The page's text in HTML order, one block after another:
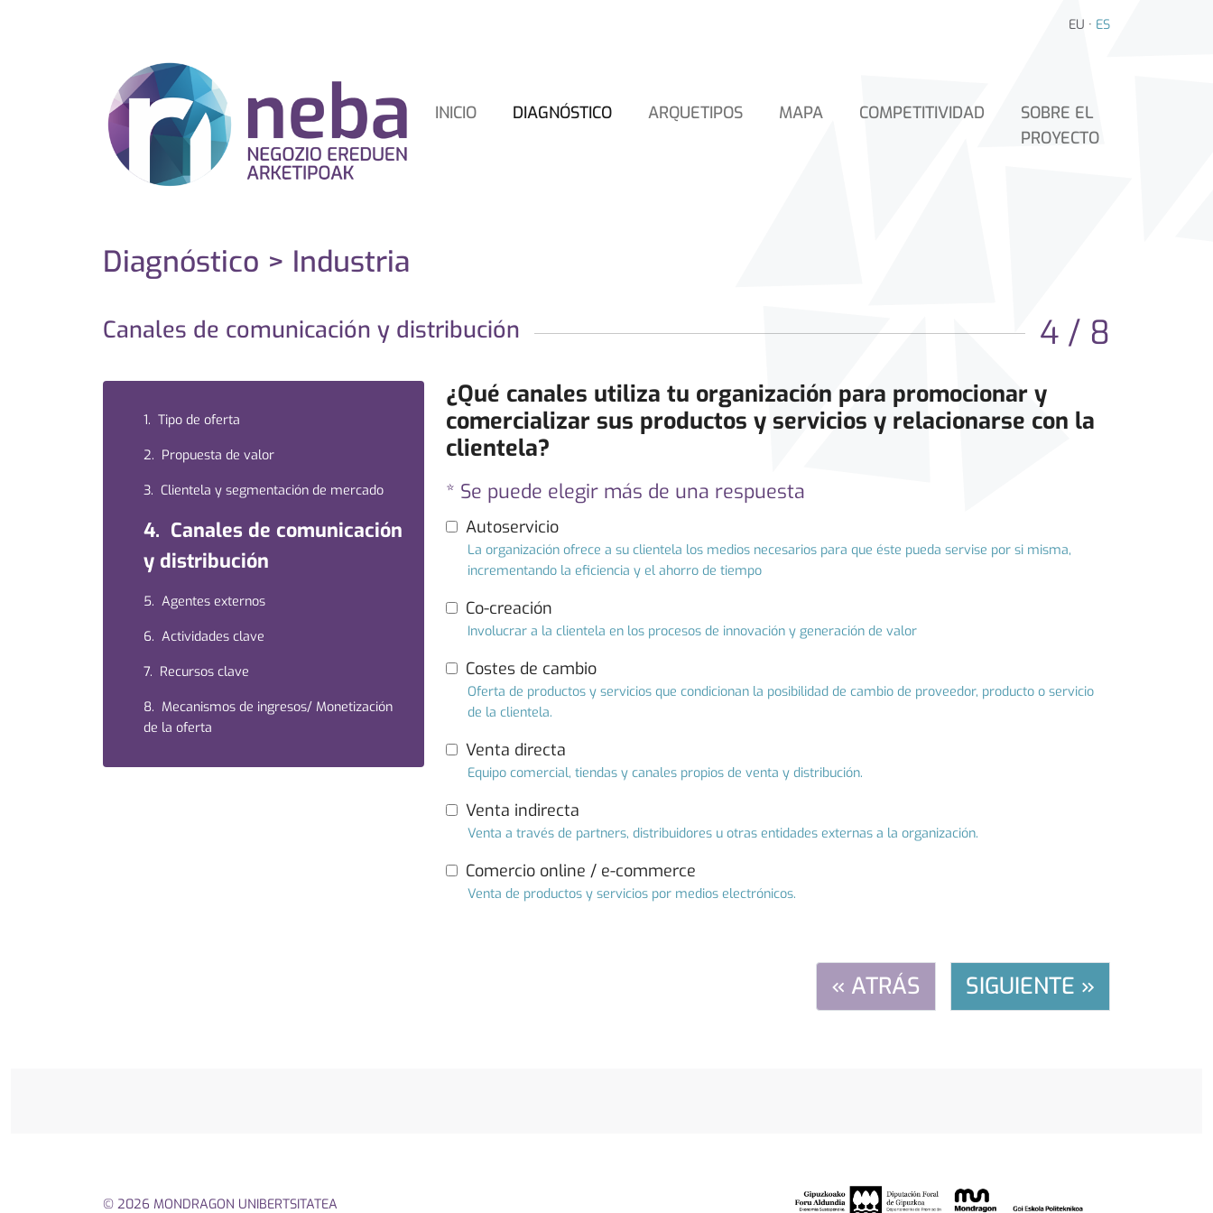
EU · ES
INICIO DIAGNÓSTICO ARQUETIPOS MAPA COMPETITIVIDAD
SOBRE EL
PROYECTO
Diagnóstico > Industria
Canales de comunicación y distribución 4 / 8
1. Tipo de oferta
2. Propuesta de valor
3. Clientela y segmentación de mercado
4. Canales de comunicación
y distribución
5. Agentes externos
6. Actividades clave
7. Recursos clave
8. Mecanismos de ingresos/ Monetización
de la oferta
¿Qué canales utiliza tu organización para promocionar y
comercializar sus productos y servicios y relacionarse con la
clientela?
* Se puede elegir más de una respuesta
Autoservicio
La organización ofrece a su clientela los medios necesarios para que éste pueda servise por si misma,
incrementando la eficiencia y el ahorro de tiempo
Co-creación
Involucrar a la clientela en los procesos de innovación y generación de valor
Costes de cambio
Oferta de productos y servicios que condicionan la posibilidad de cambio de proveedor, producto o servicio
de la clientela.
Venta directa
Equipo comercial, tiendas y canales propios de venta y distribución.
Venta indirecta
Venta a través de partners, distribuidores u otras entidades externas a la organización.
Comercio online / e-commerce
Venta de productos y servicios por medios electrónicos.
« ATRÁS SIGUIENTE »
© 2026 MONDRAGON UNIBERTSITATEA